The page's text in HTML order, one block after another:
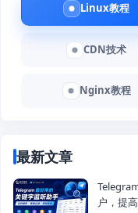
Linux教程
CDN技术
Nginx教程
最新文章
户，提